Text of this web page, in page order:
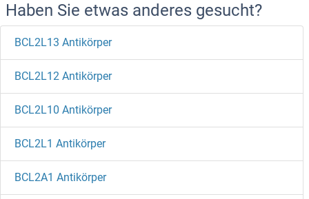
Haben Sie etwas anderes gesucht?
BCL2L13 Antikörper
BCL2L12 Antikörper
BCL2L10 Antikörper
BCL2L1 Antikörper
BCL2A1 Antikörper